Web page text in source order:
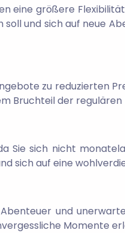
eine größere
und sich auf neue
zu reduzierten
Bruchteil der regulären
Sie sich nicht
sich auf eine
und
Momente